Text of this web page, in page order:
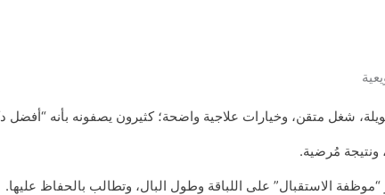
شغل متقن، وخيارات علاجية واضحة؛ كثيرون يصفونه بأنه “أفضل
ونتيجة مُرضية.
الاستقبال” على اللباقة وطول البال، وتطالب بالحفاظ عليها.